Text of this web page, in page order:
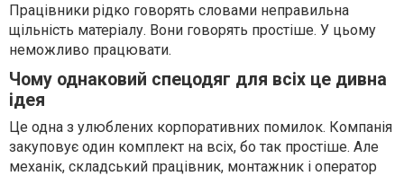
Працівники рідко говорять словами неправильна
щільність матеріалу. Вони говорять простіше. У цьому
неможливо працювати.
Чому однаковий спецодяг для всіх це дивна
ідея
Це одна з улюблених корпоративних помилок. Компанія
закуповує один комплект на всіх, бо так простіше. Але
механік, складський працівник, монтажник і оператор